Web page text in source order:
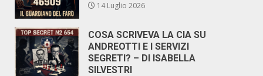
14 Luglio 2026
COSA SCRIVEVA LA CIA SU
ANDREOTTI E I SERVIZI
SEGRETI? – DI ISABELLA
SILVESTRI